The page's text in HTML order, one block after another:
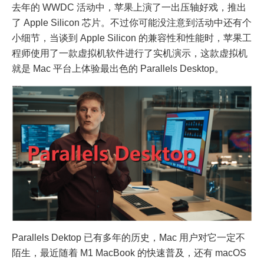
去年的 WWDC 活动中，苹果上演了一出压轴好戏，推出
了 Apple Silicon 芯片。不过你可能没注意到活动中还有个
小细节，当谈到 Apple Silicon 的兼容性和性能时，苹果工
程师使用了一款虚拟机软件进行了实机演示，这款虚拟机
就是 Mac 平台上体验最出色的 Parallels Desktop。
Parallels Dektop 已有多年的历史，Mac 用户对它一定不
陌生，最近随着 M1 MacBook 的快速普及，还有 macOS